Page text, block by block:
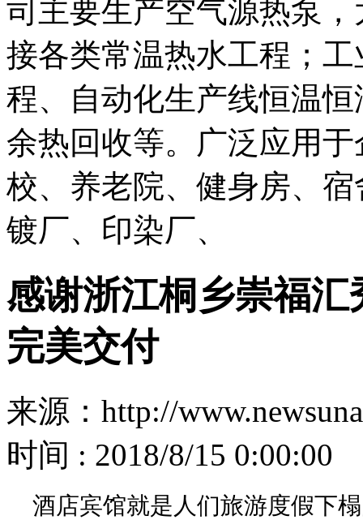
司主要生产空气源热泵
接各类常温热水工程；
程、自动化生产线恒温
余热回收等。广泛应用
校、养老院、健身房、
镀厂、印染厂、
感谢浙江桐乡崇福
完美交付
来源：http://
时间 : 2018/8/15 0:00:00
酒店宾馆就是人们旅游度假下